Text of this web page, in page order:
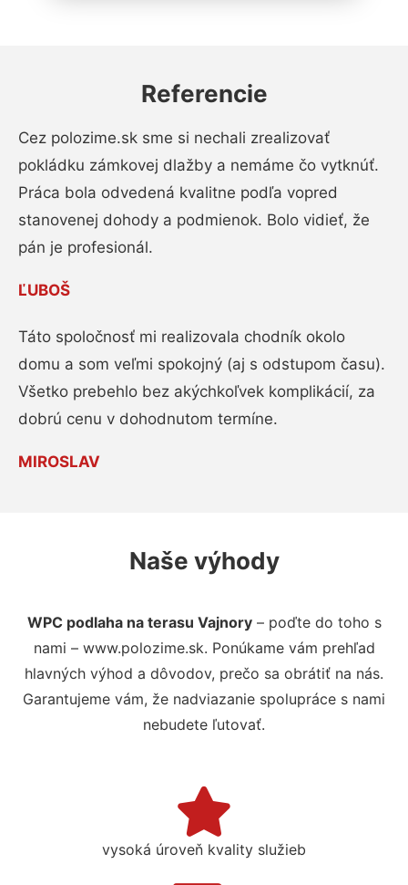
Referencie
Cez polozime.sk sme si nechali zrealizovať
pokládku zámkovej dlažby a nemáme čo vytknúť.
Práca bola odvedená kvalitne podľa vopred
stanovenej dohody a podmienok. Bolo vidieť, že
pán je profesionál.
ĽUBOŠ
Táto spoločnosť mi realizovala chodník okolo
domu a som veľmi spokojný (aj s odstupom času).
Všetko prebehlo bez akýchkoľvek komplikácií, za
dobrú cenu v dohodnutom termíne.
MIROSLAV
Naše výhody
WPC podlaha na terasu Vajnory– poďte do toho s
nami – www.polozime.sk. Ponúkame vám prehľad
hlavných výhod a dôvodov, prečo sa obrátiť na nás.
Garantujeme vám, že nadviazanie spolupráce s nami
nebudete ľutovať.
vysoká úroveň kvality služieb